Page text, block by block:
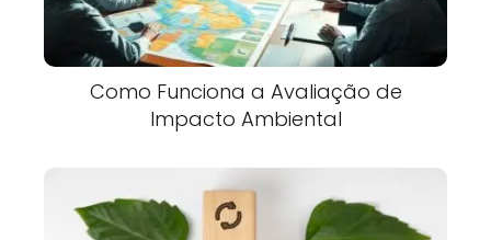
Como Funciona a Avaliação de
Impacto Ambiental